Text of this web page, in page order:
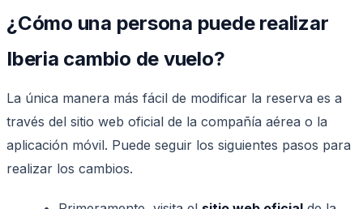
¿Cómo una persona puede realizar
Iberia cambio de vuelo?
La única manera más fácil de modificar la reserva es a
través del sitio web oficial de la compañía aérea o la
aplicación móvil. Puede seguir los siguientes pasos para
realizar los cambios.